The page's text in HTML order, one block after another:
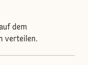
dem
verteilen.